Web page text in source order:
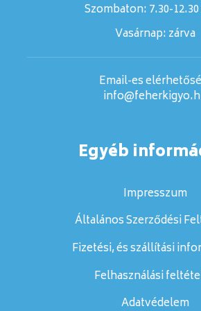
megfázás vagy egyéb fertőzés
stressz, az erős napfény, az
vagy a menstruáció szintén
ajakherpesz megjelenését.
Keresse fel kezelőorvosát,
OGYÉI/47651/2016
Tudnivalók a Zovirax Duo
Szombaton:7.30-
Vasárnap:zárva
Email-es
Egyéb
Impresszum
Általános Szerződési
Fizetési, és szállítási
Felhasználási
Adatvédelem